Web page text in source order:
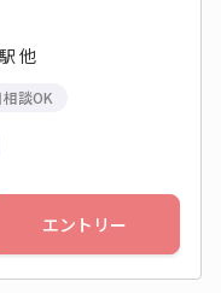
他
談OK
エントリー